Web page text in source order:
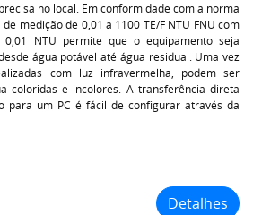
no local. Em conformidade com a norma
medição de 0,01 a 1100 TE/F NTU FNU com
NTU permite que o equipamento seja
água potável até água residual. Uma vez
com luz infravermelha, podem ser
coloridas e incolores. A transferência direta
para um PC é fácil de configurar através da
Detalhes